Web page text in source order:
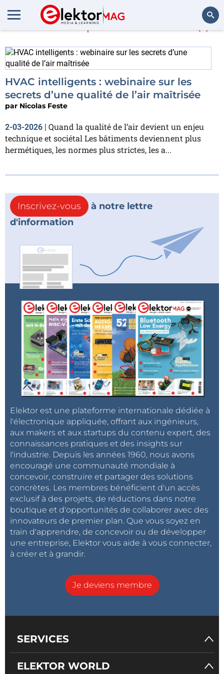
En savoir plus sur (1)
HVAC intelligents : webinaire sur les
secrets d’une qualité de l’air maîtrisée
par Nicolas Feste
2-03-2026 | Quand la qualité de l’air devient un enjeu
technique et sociétal Les bâtiments deviennent plus
hermétiques, les normes plus strictes, les a...
Inscrivez-vous
à notre lettre
d'information
Elektor est une plateforme internationale dédiée à
l'électronique appliquée, offrant aux ingénieurs,
aux makers et aux startups du contenu expert, des
connaissances pratiques et des insights sur
l'industrie. Depuis les années 1960, nous avons
encouragé une communauté mondiale à
concevoir, construire et partager des solutions
concrètes. Les membres bénéficient d'un accès
exclusif à des projets, de réductions dans notre
boutique et d'opportunités de collaborer avec des
innovateurs de premier plan. Que vous soyez en
train d'apprendre, de concevoir ou de développer
une entreprise, Elektor vous aide à vous connecter,
à créer et à grandir.
Je deviens membre
SERVICES
ELEKTOR WORLD